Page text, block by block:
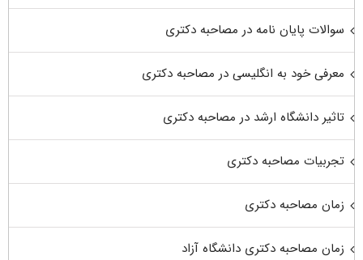
سوالات پایان نامه در مصاحبه دکتری
معرفی خود به انگلیسی در مصاحبه دکتری
تاثیر دانشگاه ارشد در مصاحبه دکتری
تجربیات مصاحبه دکتری
زمان مصاحبه دکتری
زمان مصاحبه دکتری دانشگاه آزاد